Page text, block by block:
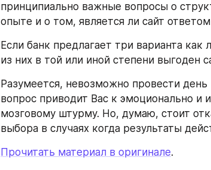
принципиально важные вопросы о
опыте и о том, является ли сайт
Если банк предлагает три варианта
из них в той или иной степени выгоден
Разумеется, невозможно провести
вопрос приводит Вас к эмоционально и
мозговому штурму. Но, думаю, стоит
выбора в случаях когда результаты
Прочитать материал в оригинале.